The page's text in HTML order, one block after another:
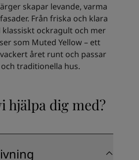
skapar levande, varma
Från friska och klara
ockragult och mer
som Muted Yellow – ett
året runt och passar
traditionella hus.
hjälpa dig med?